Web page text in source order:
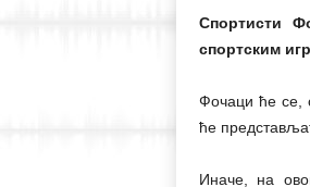
Спортисти
спортским
Фочаци ће се,
ће
Иначе, на